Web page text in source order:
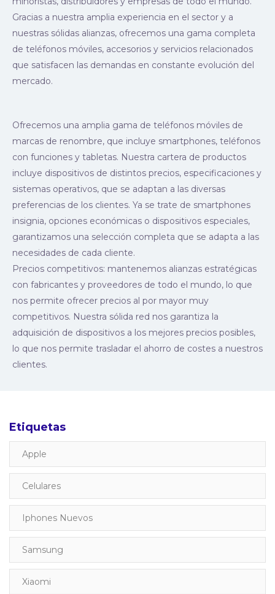
Gracias a nuestra amplia experiencia en el sector y a
nuestras sólidas alianzas, ofrecemos una gama completa
de teléfonos móviles, accesorios y servicios relacionados
que satisfacen las demandas en constante evolución del
mercado.
Ofrecemos una amplia gama de teléfonos móviles de
marcas de renombre, que incluye smartphones, teléfonos
con funciones y tabletas. Nuestra cartera de productos
incluye dispositivos de distintos precios, especificaciones y
sistemas operativos, que se adaptan a las diversas
preferencias de los clientes. Ya se trate de smartphones
insignia, opciones económicas o dispositivos especiales,
garantizamos una selección completa que se adapta a las
necesidades de cada cliente.
Precios competitivos: mantenemos alianzas estratégicas
con fabricantes y proveedores de todo el mundo, lo que
nos permite ofrecer precios al por mayor muy
competitivos. Nuestra sólida red nos garantiza la
adquisición de dispositivos a los mejores precios posibles,
lo que nos permite trasladar el ahorro de costes a nuestros
clientes.
Etiquetas
Apple
Celulares
Iphones Nuevos
Samsung
Xiaomi